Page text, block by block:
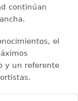
continúan
el
y un referente